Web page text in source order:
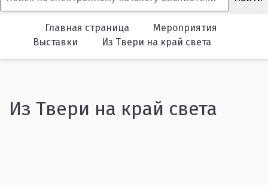
Главная страница
Мероприятия
Выставки
Из Твери на край света
Из Твери на край света